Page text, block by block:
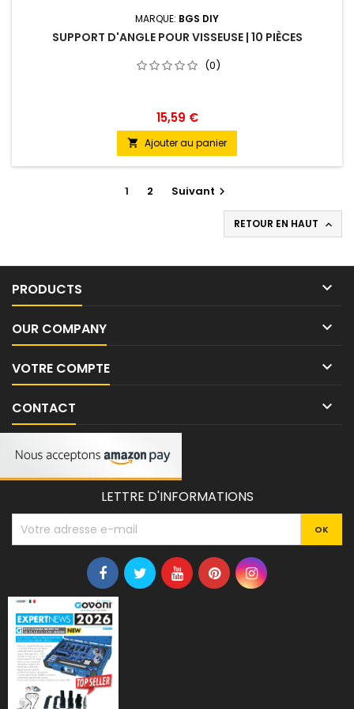
MARQUE: BGS DIY
SUPPORT D'ANGLE POUR VISSEUSE | 10 PIÈCES
(0)
15,59 €
 Ajouter au panier
1 2 Suivant 
RETOUR EN HAUT 
PRODUCTS 
OUR COMPANY 
VOTRE COMPTE 
CONTACT 
LETTRE D'INFORMATIONS